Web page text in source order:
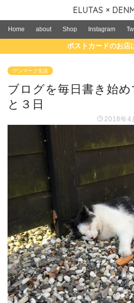
ELUTAS ×
Home about Shop Instagram
ポストカードのお店
デンマーク生活
ブログを毎日書き始
と３日
2018年4